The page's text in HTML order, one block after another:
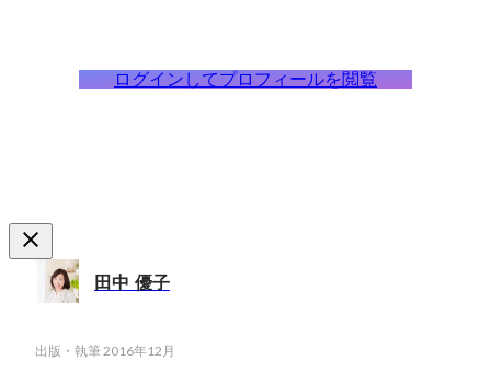
ログインしてプロフィールを閲覧
田中 優子
出版・執筆2016年12月